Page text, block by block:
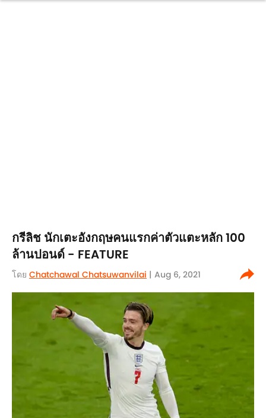
กรีลิช นักเตะอังกฤษคนแรกค่าตัวแตะหลัก 100
ล้านปอนด์ - FEATURE
โดย Chatchawal Chatsuwanvilai | Aug 6, 2021